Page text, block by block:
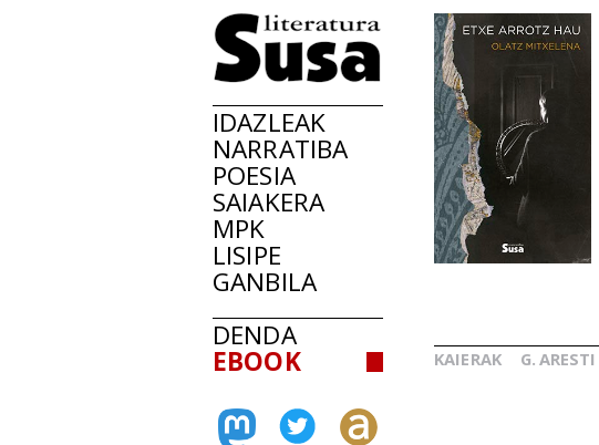
IDAZLEAK
NARRATIBA
POESIA
SAIAKERA
MPK
LISIPE
GANBILA
DENDA
EBOOK KAIERAK G. ARESTI